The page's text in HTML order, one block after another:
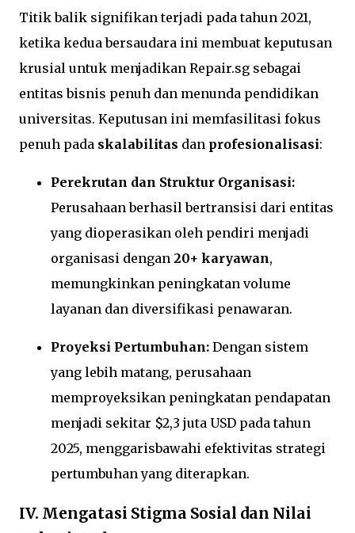
Titik balik signifikan terjadi pada tahun 2021,
ketika kedua bersaudara ini membuat keputusan
krusial untuk menjadikan Repair.sg sebagai
entitas bisnis penuh dan menunda pendidikan
universitas. Keputusan ini memfasilitasi fokus
penuh pada skalabilitas dan profesionalisasi:
Perekrutan dan Struktur Organisasi:
Perusahaan berhasil bertransisi dari entitas
yang dioperasikan oleh pendiri menjadi
organisasi dengan 20+ karyawan,
memungkinkan peningkatan volume
layanan dan diversifikasi penawaran.
Proyeksi Pertumbuhan: Dengan sistem
yang lebih matang, perusahaan
memproyeksikan peningkatan pendapatan
menjadi sekitar $2,3 juta USD pada tahun
2025, menggarisbawahi efektivitas strategi
pertumbuhan yang diterapkan.
IV. Mengatasi Stigma Sosial dan Nilai